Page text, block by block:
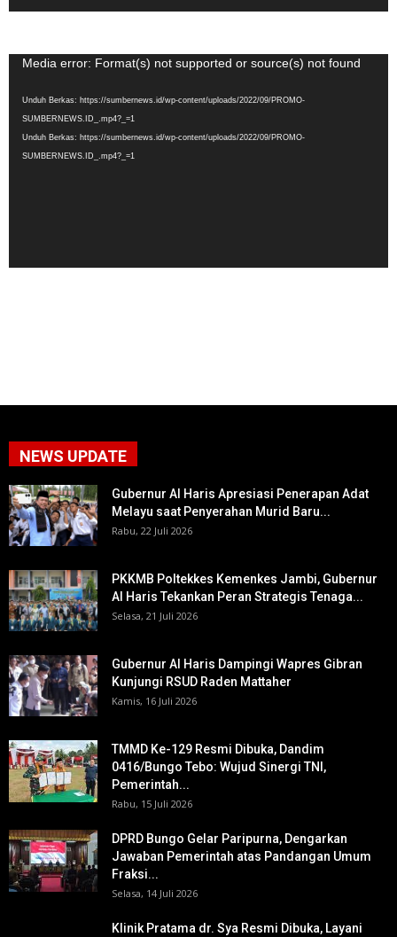
Pemutar
Media error: Format(s) not supported or source(s) not found
Unduh Berkas: https://sumbernews.id/wp-content/uploads/2022/09/PROMO-
SUMBERNEWS.ID_.mp4?_=1
Unduh Berkas: https://sumbernews.id/wp-content/uploads/2022/09/PROMO-
SUMBERNEWS.ID_.mp4?_=1
NEWS UPDATE
Gubernur Al Haris Apresiasi Penerapan Adat
Melayu saat Penyerahan Murid Baru...
Rabu, 22 Juli 2026
PKKMB Poltekkes Kemenkes Jambi, Gubernur
Al Haris Tekankan Peran Strategis Tenaga...
Selasa, 21 Juli 2026
Gubernur Al Haris Dampingi Wapres Gibran
Kunjungi RSUD Raden Mattaher
Kamis, 16 Juli 2026
TMMD Ke-129 Resmi Dibuka, Dandim
0416/Bungo Tebo: Wujud Sinergi TNI,
Pemerintah...
Rabu, 15 Juli 2026
DPRD Bungo Gelar Paripurna, Dengarkan
Jawaban Pemerintah atas Pandangan Umum
Fraksi...
Selasa, 14 Juli 2026
Klinik Pratama dr. Sya Resmi Dibuka, Layani